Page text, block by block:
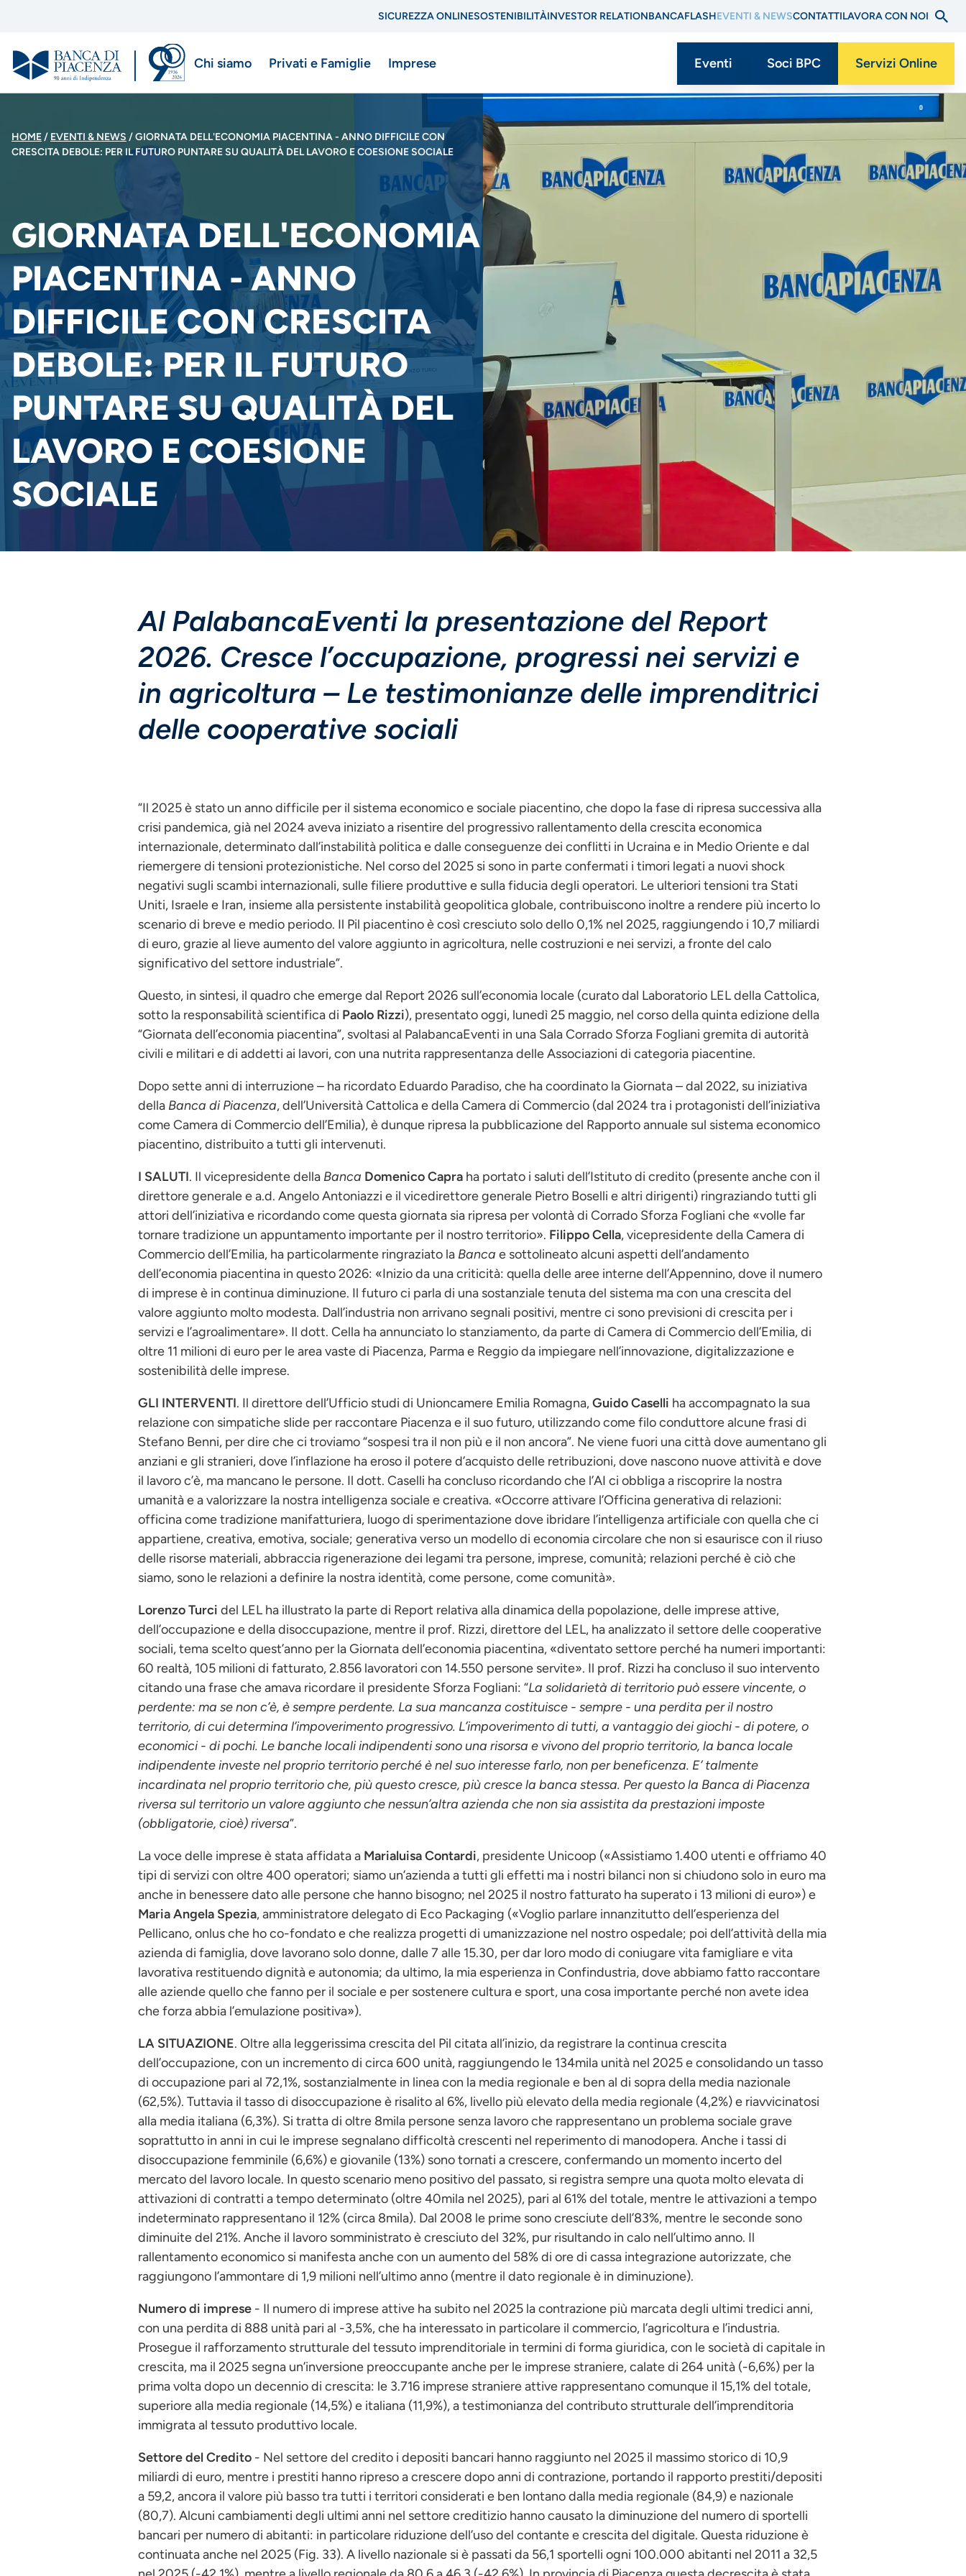
contenuto
principale
di
navigazione
di
servizio
SICUREZZA ONLINESOSTENIBILITÀINVESTOR RELATIONBANCAFLASHEVENTI & NEWSCONTATTILAVORA CON NOI
Menu
di
navigazione
Chi siamo Privati e Famiglie Imprese
Menu
CTA
Eventi Soci BPC Servizi Online
BRICIOLE
PANE
HOME EVENTI & NEWS
GIORNATA DELL'ECONOMIA PIACENTINA - ANNO DIFFICILE CON
CRESCITA DEBOLE: PER IL FUTURO PUNTARE SU QUALITÀ DEL LAVORO E COESIONE SOCIALE
GIORNATA DELL'ECONOMIA
PIACENTINA - ANNO
DIFFICILE CON CRESCITA
DEBOLE: PER IL FUTURO
PUNTARE SU QUALITÀ DEL
LAVORO E COESIONE
SOCIALE
Al PalabancaEventi la presentazione del Report
2026. Cresce l’occupazione, progressi nei servizi e
in agricoltura – Le testimonianze delle imprenditrici
delle cooperative sociali
“Il 2025 è stato un anno difficile per il sistema economico e sociale piacentino, che dopo la fase di ripresa successiva alla
crisi pandemica, già nel 2024 aveva iniziato a risentire del progressivo rallentamento della crescita economica
internazionale, determinato dall’instabilità politica e dalle conseguenze dei conflitti in Ucraina e in Medio Oriente e dal
riemergere di tensioni protezionistiche. Nel corso del 2025 si sono in parte confermati i timori legati a nuovi shock
negativi sugli scambi internazionali, sulle filiere produttive e sulla fiducia degli operatori. Le ulteriori tensioni tra Stati
Uniti, Israele e Iran, insieme alla persistente instabilità geopolitica globale, contribuiscono inoltre a rendere più incerto lo
scenario di breve e medio periodo. Il Pil piacentino è così cresciuto solo dello 0,1% nel 2025, raggiungendo i 10,7 miliardi
di euro, grazie al lieve aumento del valore aggiunto in agricoltura, nelle costruzioni e nei servizi, a fronte del calo
significativo del settore industriale”.
Questo, in sintesi, il quadro che emerge dal Report 2026 sull’economia locale (curato dal Laboratorio LEL della Cattolica,
sotto la responsabilità scientifica di Paolo Rizzi), presentato oggi, lunedì 25 maggio, nel corso della quinta edizione della
“Giornata dell’economia piacentina”, svoltasi al PalabancaEventi in una Sala Corrado Sforza Fogliani gremita di autorità
civili e militari e di addetti ai lavori, con una nutrita rappresentanza delle Associazioni di categoria piacentine.
Dopo sette anni di interruzione – ha ricordato Eduardo Paradiso, che ha coordinato la Giornata – dal 2022, su iniziativa
della Banca di Piacenza, dell’Università Cattolica e della Camera di Commercio (dal 2024 tra i protagonisti dell’iniziativa
come Camera di Commercio dell’Emilia), è dunque ripresa la pubblicazione del Rapporto annuale sul sistema economico
piacentino, distribuito a tutti gli intervenuti.
I SALUTI. Il vicepresidente della Banca Domenico Capra ha portato i saluti dell’Istituto di credito (presente anche con il
direttore generale e a.d. Angelo Antoniazzi e il vicedirettore generale Pietro Boselli e altri dirigenti) ringraziando tutti gli
attori dell’iniziativa e ricordando come questa giornata sia ripresa per volontà di Corrado Sforza Fogliani che «volle far
tornare tradizione un appuntamento importante per il nostro territorio». Filippo Cella, vicepresidente della Camera di
Commercio dell’Emilia, ha particolarmente ringraziato la Banca e sottolineato alcuni aspetti dell’andamento
dell’economia piacentina in questo 2026: «Inizio da una criticità: quella delle aree interne dell’Appennino, dove il numero
di imprese è in continua diminuzione. Il futuro ci parla di una sostanziale tenuta del sistema ma con una crescita del
valore aggiunto molto modesta. Dall’industria non arrivano segnali positivi, mentre ci sono previsioni di crescita per i
servizi e l’agroalimentare». Il dott. Cella ha annunciato lo stanziamento, da parte di Camera di Commercio dell’Emilia, di
oltre 11 milioni di euro per le area vaste di Piacenza, Parma e Reggio da impiegare nell’innovazione, digitalizzazione e
sostenibilità delle imprese.
GLI INTERVENTI. Il direttore dell’Ufficio studi di Unioncamere Emilia Romagna,Guido Caselli ha accompagnato la sua
relazione con simpatiche slide per raccontare Piacenza e il suo futuro, utilizzando come filo conduttore alcune frasi di
Stefano Benni, per dire che ci troviamo “sospesi tra il non più e il non ancora”. Ne viene fuori una città dove aumentano gli
anziani e gli stranieri, dove l’inflazione ha eroso il potere d’acquisto delle retribuzioni, dove nascono nuove attività e dove
il lavoro c’è, ma mancano le persone. Il dott. Caselli ha concluso ricordando che l’AI ci obbliga a riscoprire la nostra
umanità e a valorizzare la nostra intelligenza sociale e creativa. «Occorre attivare l’Officina generativa di relazioni:
officina come tradizione manifatturiera, luogo di sperimentazione dove ibridare l’intelligenza artificiale con quella che ci
appartiene, creativa, emotiva, sociale; generativa verso un modello di economia circolare che non si esaurisce con il riuso
delle risorse materiali, abbraccia rigenerazione dei legami tra persone, imprese, comunità; relazioni perché è ciò che
siamo, sono le relazioni a definire la nostra identità, come persone, come comunità».
Lorenzo Turci del LEL ha illustrato la parte di Report relativa alla dinamica della popolazione, delle imprese attive,
dell’occupazione e della disoccupazione, mentre il prof. Rizzi, direttore del LEL, ha analizzato il settore delle cooperative
sociali, tema scelto quest’anno per la Giornata dell’economia piacentina, «diventato settore perché ha numeri importanti:
60 realtà, 105 milioni di fatturato, 2.856 lavoratori con 14.550 persone servite». Il prof. Rizzi ha concluso il suo intervento
citando una frase che amava ricordare il presidente Sforza Fogliani: “La solidarietà di territorio può essere vincente, o
perdente: ma se non c’è, è sempre perdente. La sua mancanza costituisce - sempre - una perdita per il nostro
territorio, di cui determina l’impoverimento progressivo. L’impoverimento di tutti, a vantaggio dei giochi - di potere, o
economici - di pochi. Le banche locali indipendenti sono una risorsa e vivono del proprio territorio, la banca locale
indipendente investe nel proprio territorio perché è nel suo interesse farlo, non per beneficenza. E’ talmente
incardinata nel proprio territorio che, più questo cresce, più cresce la banca stessa. Per questo la Banca di Piacenza
riversa sul territorio un valore aggiunto che nessun’altra azienda che non sia assistita da prestazioni imposte
(obbligatorie, cioè) riversa”.
La voce delle imprese è stata affidata a Marialuisa Contardi, presidente Unicoop («Assistiamo 1.400 utenti e offriamo 40
tipi di servizi con oltre 400 operatori; siamo un’azienda a tutti gli effetti ma i nostri bilanci non si chiudono solo in euro ma
anche in benessere dato alle persone che hanno bisogno; nel 2025 il nostro fatturato ha superato i 13 milioni di euro») e
Maria Angela Spezia, amministratore delegato di Eco Packaging («Voglio parlare innanzitutto dell’esperienza del
Pellicano, onlus che ho co-fondato e che realizza progetti di umanizzazione nel nostro ospedale; poi dell’attività della mia
azienda di famiglia, dove lavorano solo donne, dalle 7 alle 15.30, per dar loro modo di coniugare vita famigliare e vita
lavorativa restituendo dignità e autonomia; da ultimo, la mia esperienza in Confindustria, dove abbiamo fatto raccontare
alle aziende quello che fanno per il sociale e per sostenere cultura e sport, una cosa importante perché non avete idea
che forza abbia l’emulazione positiva»).
LA SITUAZIONE. Oltre alla leggerissima crescita del Pil citata all’inizio, da registrare la continua crescita
dell’occupazione, con un incremento di circa 600 unità, raggiungendo le 134mila unità nel 2025 e consolidando un tasso
di occupazione pari al 72,1%, sostanzialmente in linea con la media regionale e ben al di sopra della media nazionale
(62,5%). Tuttavia il tasso di disoccupazione è risalito al 6%, livello più elevato della media regionale (4,2%) e riavvicinatosi
alla media italiana (6,3%). Si tratta di oltre 8mila persone senza lavoro che rappresentano un problema sociale grave
soprattutto in anni in cui le imprese segnalano difficoltà crescenti nel reperimento di manodopera. Anche i tassi di
disoccupazione femminile (6,6%) e giovanile (13%) sono tornati a crescere, confermando un momento incerto del
mercato del lavoro locale. In questo scenario meno positivo del passato, si registra sempre una quota molto elevata di
attivazioni di contratti a tempo determinato (oltre 40mila nel 2025), pari al 61% del totale, mentre le attivazioni a tempo
indeterminato rappresentano il 12% (circa 8mila). Dal 2008 le prime sono cresciute dell’83%, mentre le seconde sono
diminuite del 21%. Anche il lavoro somministrato è cresciuto del 32%, pur risultando in calo nell’ultimo anno. Il
rallentamento economico si manifesta anche con un aumento del 58% di ore di cassa integrazione autorizzate, che
raggiungono l’ammontare di 1,9 milioni nell’ultimo anno (mentre il dato regionale è in diminuzione).
Numero di imprese - Il numero di imprese attive ha subito nel 2025 la contrazione più marcata degli ultimi tredici anni,
con una perdita di 888 unità pari al -3,5%, che ha interessato in particolare il commercio, l’agricoltura e l’industria.
Prosegue il rafforzamento strutturale del tessuto imprenditoriale in termini di forma giuridica, con le società di capitale in
crescita, ma il 2025 segna un’inversione preoccupante anche per le imprese straniere, calate di 264 unità (-6,6%) per la
prima volta dopo un decennio di crescita: le 3.716 imprese straniere attive rappresentano comunque il 15,1% del totale,
superiore alla media regionale (14,5%) e italiana (11,9%), a testimonianza del contributo strutturale dell’imprenditoria
immigrata al tessuto produttivo locale.
Settore del Credito - Nel settore del credito i depositi bancari hanno raggiunto nel 2025 il massimo storico di 10,9
miliardi di euro, mentre i prestiti hanno ripreso a crescere dopo anni di contrazione, portando il rapporto prestiti/depositi
a 59,2, ancora il valore più basso tra tutti i territori considerati e ben lontano dalla media regionale (84,9) e nazionale
(80,7). Alcuni cambiamenti degli ultimi anni nel settore creditizio hanno causato la diminuzione del numero di sportelli
bancari per numero di abitanti: in particolare riduzione dell’uso del contante e crescita del digitale. Questa riduzione è
continuata anche nel 2025 (Fig. 33). A livello nazionale si è passati da 56,1 sportelli ogni 100.000 abitanti nel 2011 a 32,5